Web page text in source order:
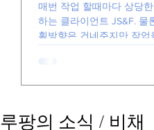
매번 작업 할때마다 상당한
하는 클라이언트 JS&F. 물
획방향은 건네주지만 작업
루팡의 소식 / 비채